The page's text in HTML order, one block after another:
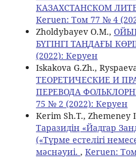
КАЗАХСТАНСКОМ
Keruen: Том 77 № 4
Zholdybayev O.M.,
БҮГІНГІ ТАҢДАҒЫ
(2022): Керуен
Iskakova G.Zh.,
ТЕОРЕТИЧЕСКИЕ И
ПЕРЕВОДА
75 № 2 (2022): Керуен
Kerim Sh.T., Zhemeney
Таразидің «Йадгар
(«Түрме естелігі
мәснәуиі. , Keruen: